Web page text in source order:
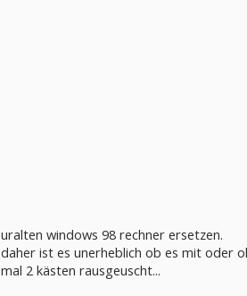
uralten windows 98 rechner ersetzen.
daher ist es unerheblich ob es mit oder
mal 2 kästen rausgeuscht...